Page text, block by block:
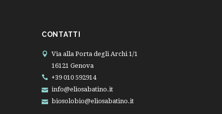
CONTATTI
Via alla Porta degli Archi 1/1
16121 Genova
+39 010 592914
info@eliosabatino.it
biosolobio@eliosabatino.it